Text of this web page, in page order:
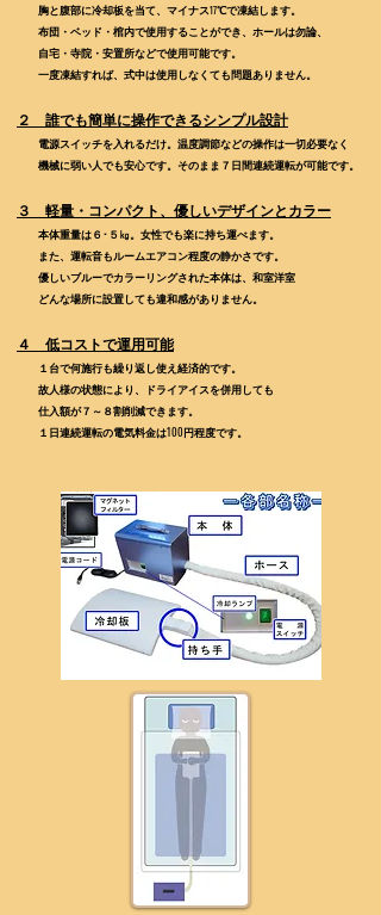
胸と腹部に冷却板を当て、マイナス17℃で凍結します。
布団・ベッド・棺内で使用することができ、ホールは勿論、
自宅・寺院・安置所などで使用可能です。
一度凍結すれば、式中は使用しなくても問題ありません。
２ 誰でも簡単に操作できるシンプル設計
電源スイッチを入れるだけ。温度調節などの操作は一切必要なく
機械に弱い人でも安心です。そのまま７日間連続運転が可能です。
３ 軽量・コンパクト、優しいデザインとカラー
本体重量は６･５㎏。女性でも楽に持ち運べます。
また、運転音もルームエアコン程度の静かさです。
優しいブルーでカラーリングされた本体は、和室洋室
どんな場所に設置しても違和感がありません。
４ 低コストで運用可能
１台で何施行も繰り返し使え経済的です。
故人様の状態により、ドライアイスを併用しても
仕入額が７～８割削減できます。
１日連続運転の電気料金は100円程度です。